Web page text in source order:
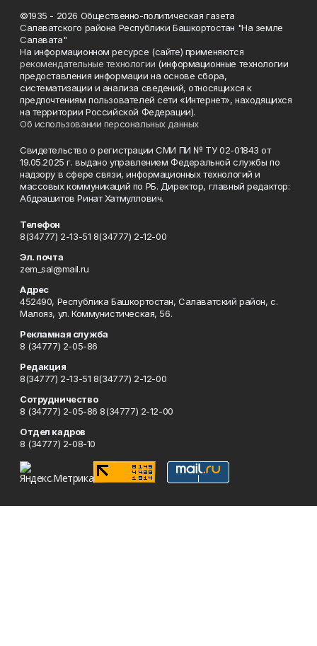
©1935 - 2026 Общественно-политическая газета
Салаватского района Республики Башкортостан "На земле
Салавата"
На информационном ресурсе (сайте) применяются
рекомендательные технологии (информационные технологии
предоставления информации на основе сбора,
систематизации и анализа сведений, относящихся к
предпочтениям пользователей сети «Интернет», находящихся
на территории Российской Федерации).
Об использовании персональных данных
Свидетельство о регистрации СМИ ПИ № ТУ 02-01843 от
19.05.2025 г. выдано управлением Федеральной службы по
надзору в сфере связи, информационных технологий и
массовых коммуникаций по РБ. Директор, главный редактор:
Абдрашитов Ринат Хатмуллович.
Телефон
8(34777) 2-13-51 8(34777) 2-12-00
Эл. почта
zem_sal@mail.ru
Адрес
452490, Республика Башкортостан, Салаватский район, с.
Малояз, ул. Коммунистическая, 56.
Рекламная служба
8 (34777) 2-05-86
Редакция
8(34777) 2-13-51 8(34777) 2-12-00
Сотрудничество
8 (34777) 2-05-86 8(34777) 2-12-00
Отдел кадров
8 (34777) 2-08-10